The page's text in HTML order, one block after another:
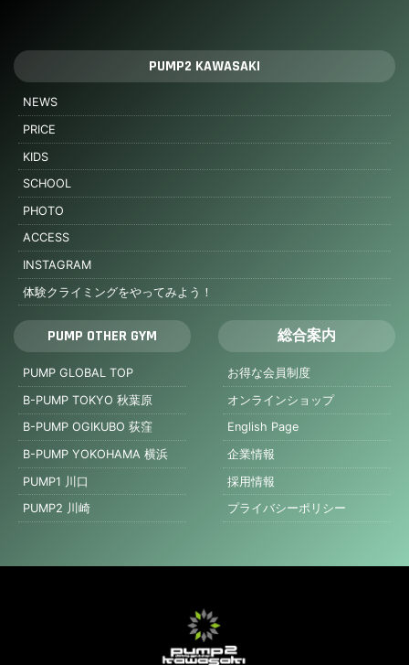
PUMP2 KAWASAKI
NEWS
PRICE
KIDS
SCHOOL
PHOTO
ACCESS
INSTAGRAM
体験クライミングをやってみよう！
PUMP OTHER GYM
PUMP GLOBAL TOP
B-PUMP TOKYO 秋葉原
B-PUMP OGIKUBO 荻窪
B-PUMP YOKOHAMA 横浜
PUMP1 川口
PUMP2 川崎
総合案内
お得な会員制度
オンラインショップ
English Page
企業情報
採用情報
プライバシーポリシー